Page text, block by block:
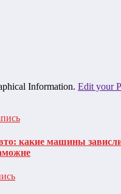
Information. Edit your
какие машины